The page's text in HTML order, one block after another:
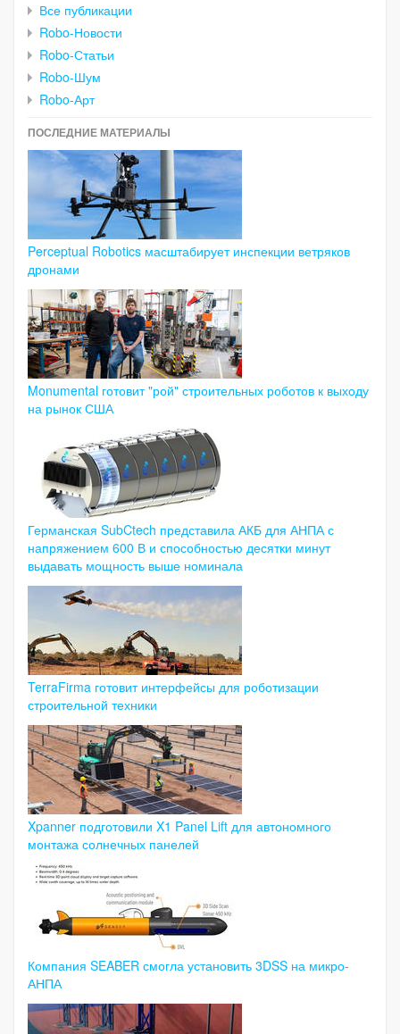
Все публикации
Robo-Новости
Robo-Статьи
Robo-Шум
Robo-Арт
ПОСЛЕДНИЕ МАТЕРИАЛЫ
Perceptual Robotics масштабирует инспекции ветряков
дронами
Monumental готовит "рой" строительных роботов к выходу
на рынок США
Германская SubCtech представила АКБ для АНПА с
напряжением 600 В и способностью десятки минут
выдавать мощность выше номинала
TerraFirma готовит интерфейсы для роботизации
строительной техники
Xpanner подготовили X1 Panel Lift для автономного
монтажа солнечных панелей
Компания SEABER смогла установить 3DSS на микро-
АНПА